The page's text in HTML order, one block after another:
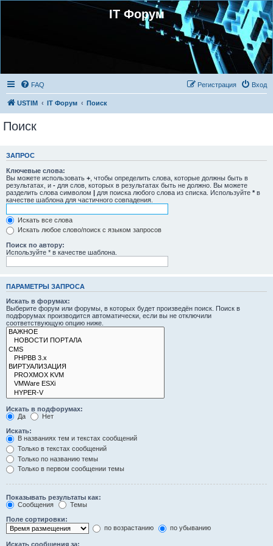
IT Форум
FAQ Вход
Регистрация
USTIM IT Форум Поиск
Поиск
ЗАПРОС
Ключевые слова:
Вы можете использовать + , чтобы определить слова, которые должны быть в
результатах, и - для слов, которых в результатах быть не должно. Вы можете
разделить слова символом | для поиска любого слова из списка. Используйте * в
качестве шаблона для частичного совпадения.
Искать все слова
Искать любое слово/поиск с языком запросов
Поиск по автору:
Используйте * в качестве шаблона.
ПАРАМЕТРЫ ЗАПРОСА
Искать в форумах:
Выберите форум или форумы, в которых будет произведён поиск. Поиск в
подфорумах производится автоматически, если вы не отключили
соответствующую опцию ниже.
Искать в подфорумах:
Да
Нет
Искать:
В названиях тем и текстах сообщений
Только в текстах сообщений
Только по названию темы
Только в первом сообщении темы
Показывать результаты как:
Сообщения
Темы
Поле сортировки:
по возрастанию
по убыванию
Искать сообщения за: